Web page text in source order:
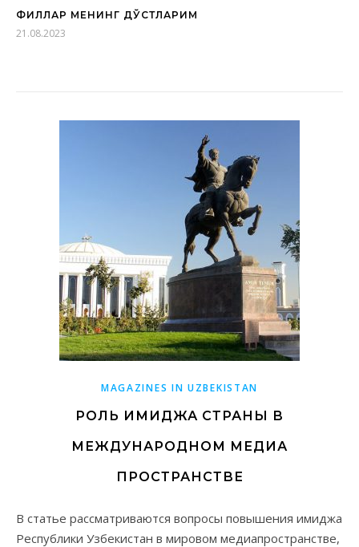
ФИЛЛАР МЕНИНГ ДЎСТЛАРИМ
21.08.2023
MAGAZINES IN UZBEKISTAN
РОЛЬ ИМИДЖА СТРАНЫ В
МЕЖДУНАРОДНОМ МЕДИА
ПРОСТРАНСТВЕ
В статье рассматриваются вопросы повышения имиджа
Республики Узбекистан в мировом медиапространстве,